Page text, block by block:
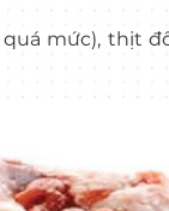
mức), thịt